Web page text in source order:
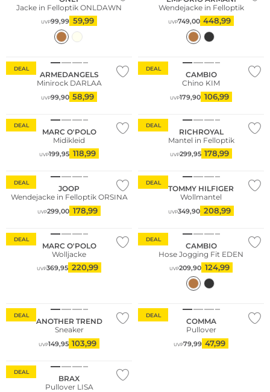
Jacke in Felloptik ONLDAWN
UVP99,99 59,99
Wendejacke in Felloptik
UVP749,00 448,99
DEAL
ARMEDANGELS
Minirock DARLAA
UVP99,90 58,99
DEAL
CAMBIO
Chino KIM
UVP179,90 106,99
DEAL
MARC O'POLO
Midikleid
UVP199,95 118,99
DEAL
RICHROYAL
Mantel in Felloptik
UVP299,95 178,99
DEAL
JOOP
Wendejacke in Felloptik ORSINA
UVP299,00 178,99
DEAL
TOMMY HILFIGER
Wollmantel
UVP349,90 208,99
DEAL
MARC O'POLO
Wolljacke
UVP369,95 220,99
DEAL
CAMBIO
Hose Jogging Fit EDEN
UVP209,90 124,99
DEAL
ANOTHER TREND
Sneaker
UVP149,95 103,99
DEAL
COMMA
Pullover
UVP79,99 47,99
DEAL
BRAX
Pullover LISA